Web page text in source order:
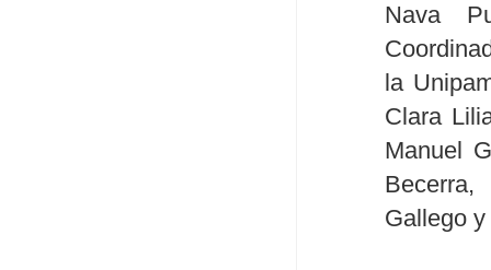
Nava
la
Clara
Manuel
Gallego